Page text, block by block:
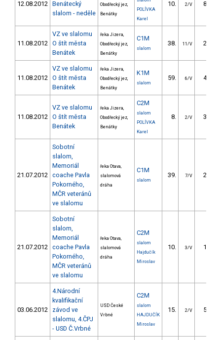
12.08.2012 Benátecký
slalom - neděle
Obodřecký jez,
Benátky
POLÍVKA
Karel
10. 2/V 81.50
11.08.2012
VZ ve slalomu
O štít města
Benátek
řeka Jizera,
Obodřecký jez,
Benátky
C1M
slalom
38. 11/V 26.90
11.08.2012
VZ ve slalomu
O štít města
Benátek
řeka Jizera,
Obodřecký jez,
Benátky
K1M
slalom
59. 6/V 41.90
11.08.2012
VZ ve slalomu
O štít města
Benátek
řeka Jizera,
Obodřecký jez,
Benátky
C2M
slalom
POLÍVKA
Karel
8. 2/V 39.10
21.07.2012
Sobotní
slalom,
Memoriál
coache Pavla
Pokorného,
MČR veteránů
ve slalomu
řeka Otava,
slalomová
dráha
C1M
slalom
39. 7/V 21.83
21.07.2012
Sobotní
slalom,
Memoriál
coache Pavla
Pokorného,
MČR veteránů
ve slalomu
řeka Otava,
slalomová
dráha
C2M
slalom
Hajdučík
Miroslav
10. 3/V 12.66
03.06.2012
4.Národní
kvalifikační
závod ve
slalomu, 4.ČPJ
- USD Č.Vrbné
USD České
Vrbné
C2M
slalom
HAJDUČÍK
Miroslav
15. 2/V 59.18